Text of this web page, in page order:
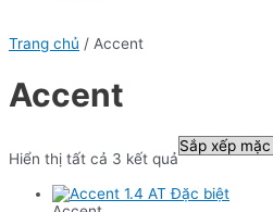
Trang chủ / Accent
Accent
Hiển thị tất cả 3 kết quả